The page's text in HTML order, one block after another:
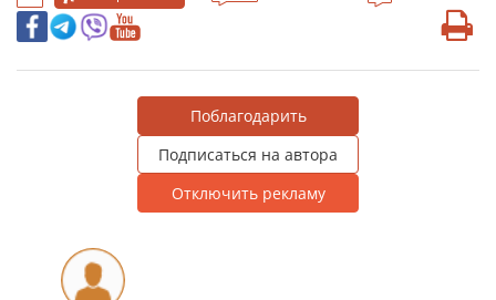
Поблагодарить
Подписаться на автора
Отключить рекламу